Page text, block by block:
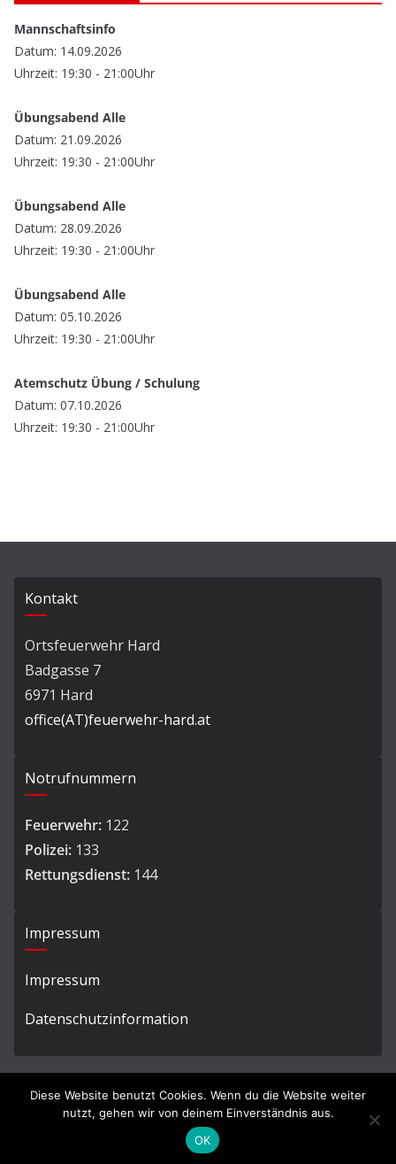
Mannschaftsinfo
Datum: 14.09.2026
Uhrzeit: 19:30 - 21:00Uhr
Übungsabend Alle
Datum: 21.09.2026
Uhrzeit: 19:30 - 21:00Uhr
Übungsabend Alle
Datum: 28.09.2026
Uhrzeit: 19:30 - 21:00Uhr
Übungsabend Alle
Datum: 05.10.2026
Uhrzeit: 19:30 - 21:00Uhr
Atemschutz Übung / Schulung
Datum: 07.10.2026
Uhrzeit: 19:30 - 21:00Uhr
Kontakt
Ortsfeuerwehr Hard
Badgasse 7
6971 Hard
office(AT)feuerwehr-hard.at
Notrufnummern
Feuerwehr: 122
Polizei: 133
Rettungsdienst: 144
Impressum
Impressum
Datenschutzinformation
Ortsfeuerwehr Hard
Diese Website benutzt Cookies. Wenn du die Website weiter
nutzt, gehen wir von deinem Einverständnis aus.
OK